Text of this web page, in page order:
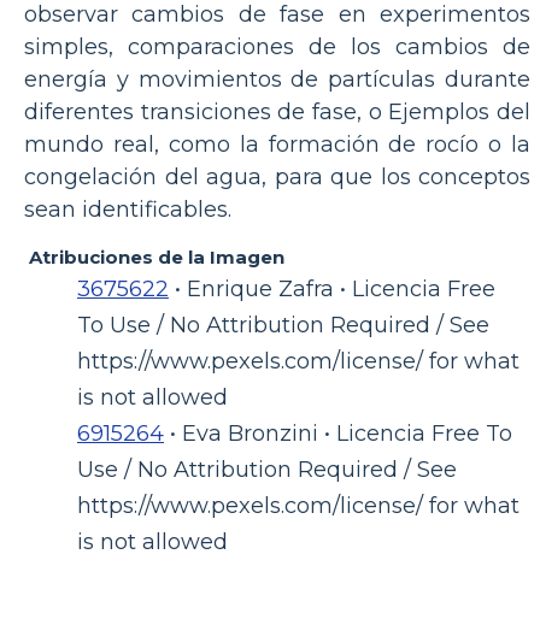
observar cambios de fase en experimentos
simples, comparaciones de los cambios de
energía y movimientos de partículas durante
diferentes transiciones de fase, o Ejemplos del
mundo real, como la formación de rocío o la
congelación del agua, para que los conceptos
sean identificables.
Atribuciones de la Imagen
3675622 • Enrique Zafra • Licencia Free
To Use / No Attribution Required / See
https://www.pexels.com/license/ for what
is not allowed
6915264 • Eva Bronzini • Licencia Free To
Use / No Attribution Required / See
https://www.pexels.com/license/ for what
is not allowed